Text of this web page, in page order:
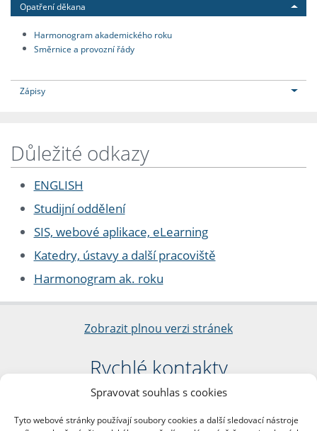
Spravovat souhlas s cookies
Tyto webové stránky používají soubory cookies a další sledovací nástroje
Opatření děkana
Harmonogram akademického roku
Směrnice a provozní řády
Zápisy
Důležité odkazy
ENGLISH
Studijní oddělení
SIS, webové aplikace, eLearning
Katedry, ústavy a další pracoviště
Harmonogram ak. roku
Zobrazit plnou verzi stránek
Rychlé kontakty
Filozofická fakulta
nám. Jana Palacha 1/2